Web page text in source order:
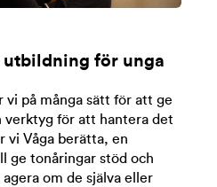
utbildning för unga
vi på många sätt för att ge
verktyg för att hantera det
vi Våga berätta, en
ge tonåringar stöd och
om de själva eller